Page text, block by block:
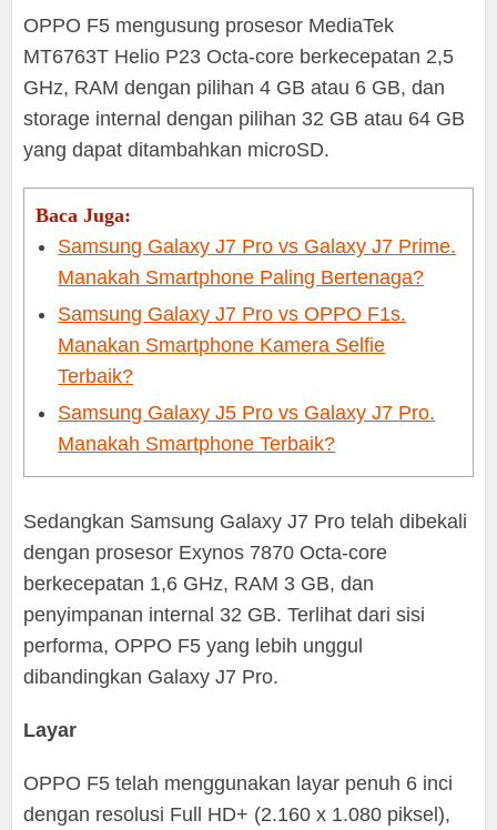
OPPO F5 mengusung prosesor MediaTek
MT6763T Helio P23 Octa-core berkecepatan 2,5
GHz, RAM dengan pilihan 4 GB atau 6 GB, dan
storage internal dengan pilihan 32 GB atau 64 GB
yang dapat ditambahkan microSD.
Baca Juga:
Samsung Galaxy J7 Pro vs Galaxy J7 Prime.
Manakah Smartphone Paling Bertenaga?
Samsung Galaxy J7 Pro vs OPPO F1s.
Manakan Smartphone Kamera Selfie
Terbaik?
Samsung Galaxy J5 Pro vs Galaxy J7 Pro.
Manakah Smartphone Terbaik?
Sedangkan Samsung Galaxy J7 Pro telah dibekali
dengan prosesor Exynos 7870 Octa-core
berkecepatan 1,6 GHz, RAM 3 GB, dan
penyimpanan internal 32 GB. Terlihat dari sisi
performa, OPPO F5 yang lebih unggul
dibandingkan Galaxy J7 Pro.
Layar
OPPO F5 telah menggunakan layar penuh 6 inci
dengan resolusi Full HD+ (2.160 x 1.080 piksel),